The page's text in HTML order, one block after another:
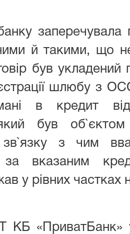
й такими, що
був
шлюбу з
в кредит
був об`єктом
зв`язку з чим
за вказаним
у рівних
КБ «ПриватБанк»